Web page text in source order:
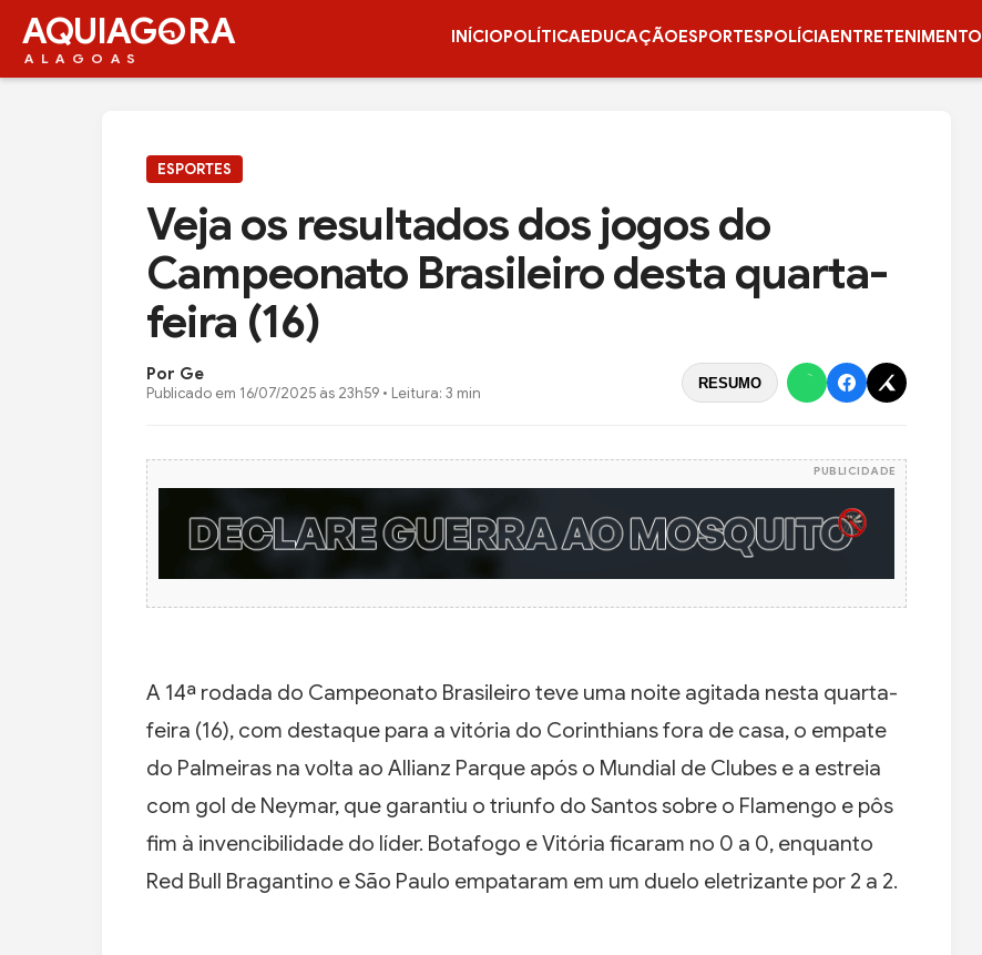
AQUIAG RA
ALAGOAS
INÍCIOPOLÍTICAEDUCAÇÃOESPORTESPOLÍCIAENTRETENIMENTO
ESPORTES
Veja os resultados dos jogos do
Campeonato Brasileiro desta quarta-
feira (16)
Por Ge
Publicado em 16/07/2025 às 23h59 • Leitura: 3 min
RESUMO
PUBLICIDADE
A 14ª rodada do Campeonato Brasileiro teve uma noite agitada nesta quarta-
feira (16), com destaque para a vitória do Corinthians fora de casa, o empate
do Palmeiras na volta ao Allianz Parque após o Mundial de Clubes e a estreia
com gol de Neymar, que garantiu o triunfo do Santos sobre o Flamengo e pôs
fim à invencibilidade do líder. Botafogo e Vitória ficaram no 0 a 0, enquanto
Red Bull Bragantino e São Paulo empataram em um duelo eletrizante por 2 a 2.